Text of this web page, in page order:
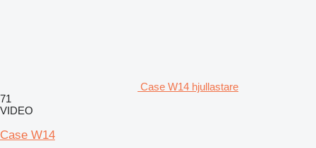
Case W14 hjullastare
71
VIDEO
Case W14